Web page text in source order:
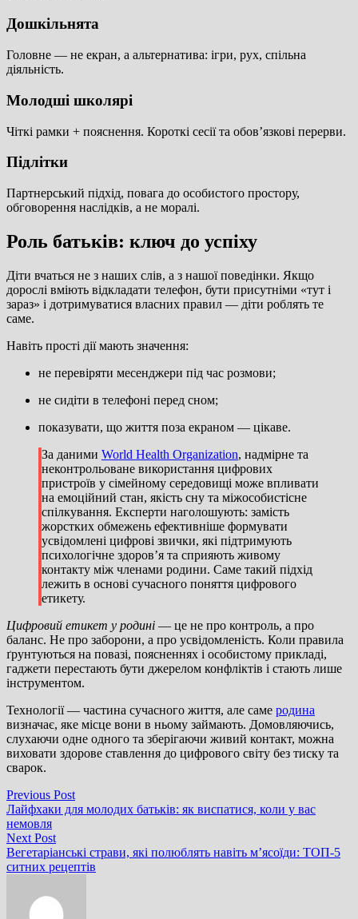
Дошкільнята
Головне — не екран, а альтернатива: ігри, рух, спільна
діяльність.
Молодші школярі
Чіткі рамки + пояснення. Короткі сесії та обов’язкові перерви.
Підлітки
Партнерський підхід, повага до особистого простору,
обговорення наслідків, а не моралі.
Роль батьків: ключ до успіху
Діти вчаться не з наших слів, а з нашої поведінки. Якщо
дорослі вміють відкладати телефон, бути присутніми «тут і
зараз» і дотримуватися власних правил — діти роблять те
саме.
Навіть прості дії мають значення:
не перевіряти месенджери під час розмови;
не сидіти в телефоні перед сном;
показувати, що життя поза екраном — цікаве.
За даними World Health Organization, надмірне та
неконтрольоване використання цифрових
пристроїв у сімейному середовищі може впливати
на емоційний стан, якість сну та міжособистісне
спілкування. Експерти наголошують: замість
жорстких обмежень ефективніше формувати
усвідомлені цифрові звички, які підтримують
психологічне здоров’я та сприяють живому
контакту між членами родини. Саме такий підхід
лежить в основі сучасного поняття цифрового
етикету.
Цифровий етикет у родині — це не про контроль, а про
баланс. Не про заборони, а про усвідомленість. Коли правила
ґрунтуються на повазі, поясненнях і особистому прикладі,
гаджети перестають бути джерелом конфліктів і стають лише
інструментом.
Технології — частина сучасного життя, але саме родина
визначає, яке місце вони в ньому займають. Домовляючись,
слухаючи одне одного та зберігаючи живий контакт, можна
виховати здорове ставлення до цифрового світу без тиску та
сварок.
Навігація
записів
Previous PostPrevious
post:
Лайфхаки для молодих батьків: як виспатися, коли у вас
немовля
Next PostNext
post:
Вегетаріанські страви, які полюблять навіть м’ясоїди: ТОП-5
ситних рецептів